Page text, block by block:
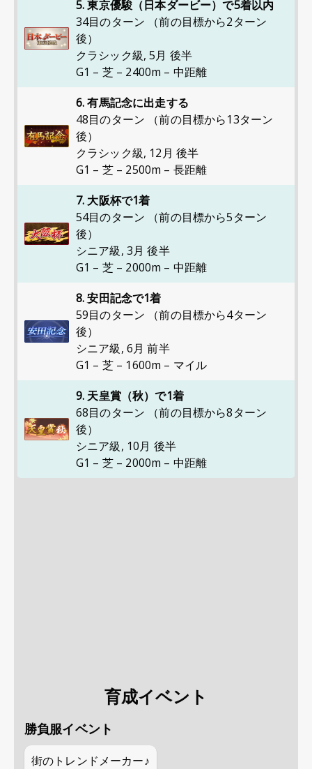
5. 東京優駿（日本ダービー）で5着以内
34目のターン （前の目標から2ターン
後）
クラシック級, 5月 後半
G1 – 芝 – 2400m – 中距離
6. 有馬記念に出走する
48目のターン （前の目標から13ターン
後）
クラシック級, 12月 後半
G1 – 芝 – 2500m – 長距離
7. 大阪杯で1着
54目のターン （前の目標から5ターン
後）
シニア級, 3月 後半
G1 – 芝 – 2000m – 中距離
8. 安田記念で1着
59目のターン （前の目標から4ターン
後）
シニア級, 6月 前半
G1 – 芝 – 1600m – マイル
9. 天皇賞（秋）で1着
68目のターン （前の目標から8ターン
後）
シニア級, 10月 後半
G1 – 芝 – 2000m – 中距離
育成イベント
勝負服イベント
街のトレンドメーカー♪